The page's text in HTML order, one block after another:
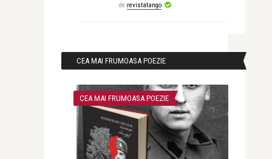
de revistatango
CEA MAI FRUMOASA POEZIE
CEA MAI FRUMOASA POEZIE